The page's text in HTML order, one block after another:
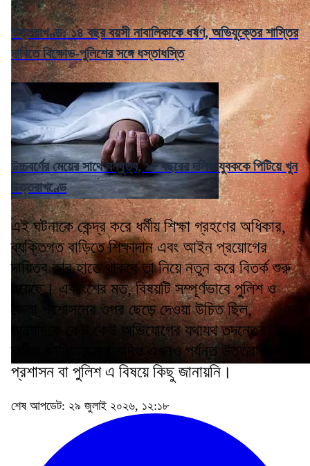
উত্তরাখণ্ড: ১৪ বছর বয়সী নাবালিকাকে ধর্ষণ, অভিযুক্তের শাস্তির
দাবিতে বিক্ষোভ-পুলিশের সঙ্গে ধস্তাধস্তি
উচ্চবর্ণের মেয়ের সাথে বন্ধুত্ব, ১৮ বছরের দলিত যুবককে পিটিয়ে খুন
উত্তরাখণ্ডে
এই ঘটনাকে কেন্দ্র করে ধর্মীয় শিক্ষা গ্রহণের অধিকার,
ব্যক্তিগত বাড়িতে শিক্ষাদান এবং আইন প্রয়োগের
দায়িত্ব কার হাতে থাকবে তা নিয়ে নতুন করে বিতর্ক শুরু
হয়েছে। একাংশের মত, বিষয়টি সম্পূর্ণভাবে পুলিশ ও
জেলা প্রশাসনের ওপর ছেড়ে দেওয়া উচিত ছিল,
অন্যদিকে কেউ কেউ অভিযোগের যথাযথ তদন্তের
দাবিও জানিয়েছেন। যদিও এখনও পর্যন্ত উত্তরাখণ্ড
প্রশাসন বা পুলিশ এ বিষয়ে কিছু জানায়নি।
শেষ আপডেট: ২৯ জুলাই ২০২৬, ১২:১৮